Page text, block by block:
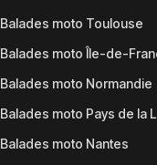
Balades moto Toulouse
Balades moto Île-de-
Balades moto Normandie
Balades moto Pays de la
Balades moto Nantes